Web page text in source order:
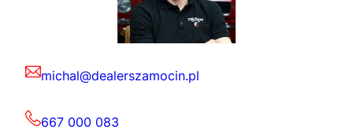
michal@dealerszamocin.pl
667 000 083